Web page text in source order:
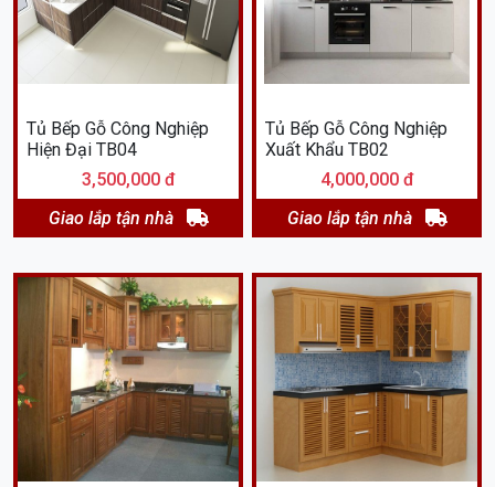
Tủ Bếp Gỗ Công Nghiệp
Hiện Đại TB04
3,500,000 đ
Giao lắp tận nhà
Tủ Bếp Gỗ Công Nghiệp
Xuất Khẩu TB02
4,000,000 đ
Giao lắp tận nhà